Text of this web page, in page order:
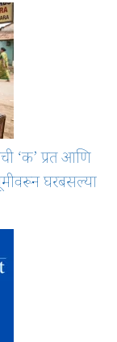
‘क’ प्रत आणि
घरबसल्या